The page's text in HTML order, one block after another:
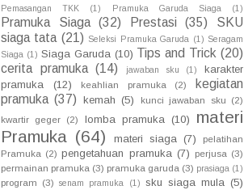
Pemasangan TKK (1) Pramuka Garuda Siaga (1)
Pramuka Siaga (32) Prestasi (35)
SKU
siaga tata (21) Seleksi Pramuka Garuda (1) Seragam
Siaga (1) Siaga Garuda (10) Tips and Trick (20)
cerita pramuka (14) jawaban sku (1)
karakter
pramuka
(12) keahlian pramuka (2)
kegiatan
pramuka (37) kemah (5) kunci jawaban sku
(2)
kwartir geger
(2) lomba pramuka (10)
materi
Pramuka (64) materi siaga (7)
pelatihan
Pramuka (2) pengetahuan pramuka (7) perjusa (3)
permainan pramuka (3) pramuka garuda (3) prasiaga (1)
program (3) senam pramuka (1) sku siaga mula (5)